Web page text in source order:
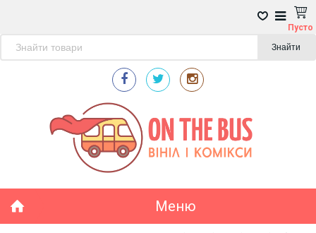
Пусто
Знайти
Меню